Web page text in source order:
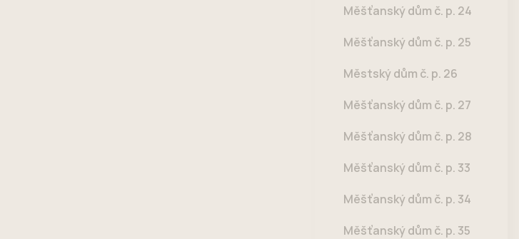
Měšťanský dům č. p. 24
Měšťanský dům č. p. 25
Městský dům č. p. 26
Měšťanský dům č. p. 27
Měšťanský dům č. p. 28
Měšťanský dům č. p. 33
Měšťanský dům č. p. 34
Měšťanský dům č. p. 35